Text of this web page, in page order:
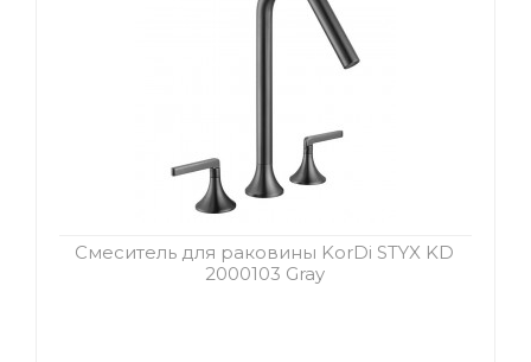
Смеситель для раковины KorDi STYX KD
2000103 Gray